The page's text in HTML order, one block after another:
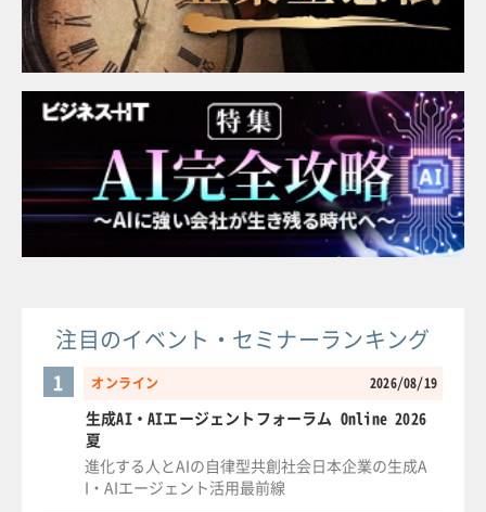
注目のイベント・セミナーランキング
オンライン 2026/08/19
1
生成AI・AIエージェントフォーラム Online 2026
夏
進化する人とAIの自律型共創社会日本企業の生成A
I・AIエージェント活用最前線